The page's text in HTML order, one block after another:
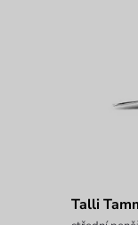
Talli